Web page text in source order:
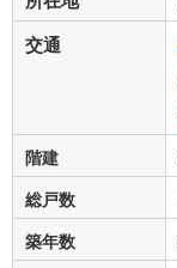
交通
階建
総戸数
築年数